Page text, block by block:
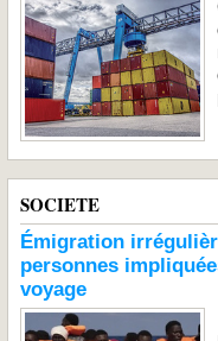
SOCIETE
Émigration
personnes
voyage